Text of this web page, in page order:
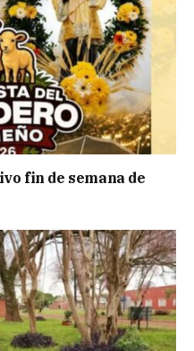
fin de semana de